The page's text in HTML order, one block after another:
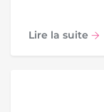
Lire la suite